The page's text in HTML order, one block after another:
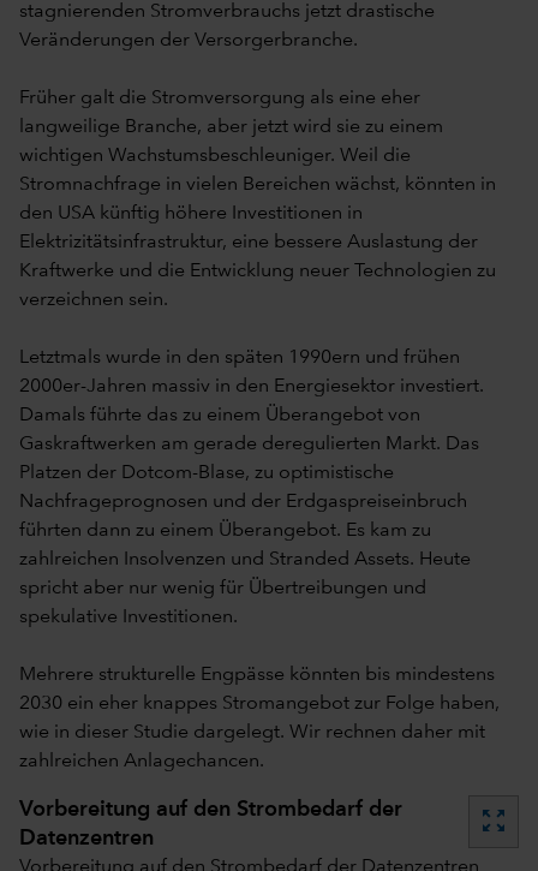
stagnierenden Stromverbrauchs jetzt drastische
Veränderungen der Versorgerbranche.
Früher galt die Stromversorgung als eine eher
langweilige Branche, aber jetzt wird sie zu einem
wichtigen Wachstumsbeschleuniger. Weil die
Stromnachfrage in vielen Bereichen wächst, könnten in
den USA künftig höhere Investitionen in
Elektrizitätsinfrastruktur, eine bessere Auslastung der
Kraftwerke und die Entwicklung neuer Technologien zu
verzeichnen sein.
Letztmals wurde in den späten 1990ern und frühen
2000er-Jahren massiv in den Energiesektor investiert.
Damals führte das zu einem Überangebot von
Gaskraftwerken am gerade deregulierten Markt. Das
Platzen der Dotcom-Blase, zu optimistische
Nachfrageprognosen und der Erdgaspreiseinbruch
führten dann zu einem Überangebot. Es kam zu
zahlreichen Insolvenzen und Stranded Assets. Heute
spricht aber nur wenig für Übertreibungen und
spekulative Investitionen.
Mehrere strukturelle Engpässe könnten bis mindestens
2030 ein eher knappes Stromangebot zur Folge haben,
wie in dieser Studie dargelegt. Wir rechnen daher mit
zahlreichen Anlagechancen.
Vorbereitung auf den Strombedarf der
Datenzentren
zoom_out_map
Vorbereitung auf den Strombedarf der Datenzentren